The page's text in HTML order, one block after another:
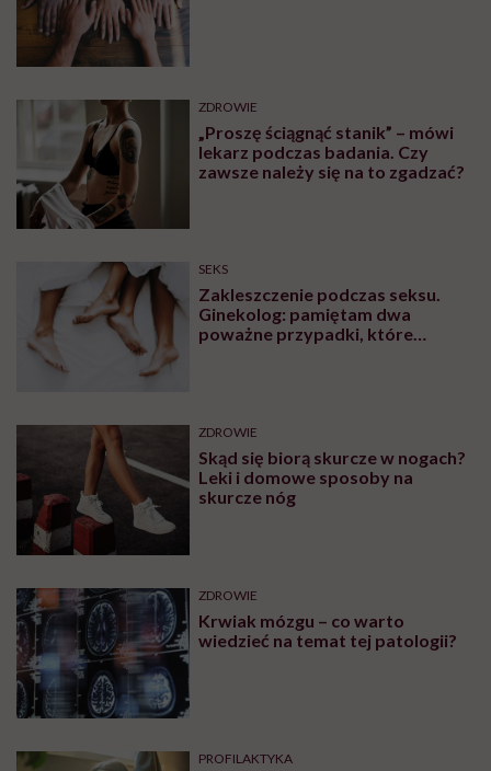
ZDROWIE
„Proszę ściągnąć stanik” – mówi
lekarz podczas badania. Czy
zawsze należy się na to zgadzać?
SEKS
Zakleszczenie podczas seksu.
Ginekolog: pamiętam dwa
poważne przypadki, które
ZDROWIE
Skąd się biorą skurcze w nogach?
Leki i domowe sposoby na
skurcze nóg
ZDROWIE
Krwiak mózgu – co warto
wiedzieć na temat tej patologii?
PROFILAKTYKA